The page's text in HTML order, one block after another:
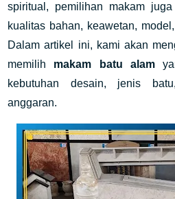
spiritual, pemilihan makam
kualitas bahan, keawetan,
Dalam artikel ini, kami akan
memilih makam batu alam
kebutuhan desain, jenis
anggaran.